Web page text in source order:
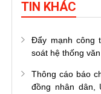
TIN KHÁC
Đẩy mạnh công
soát hệ thống
Thông cáo báo
đồng nhân dân,